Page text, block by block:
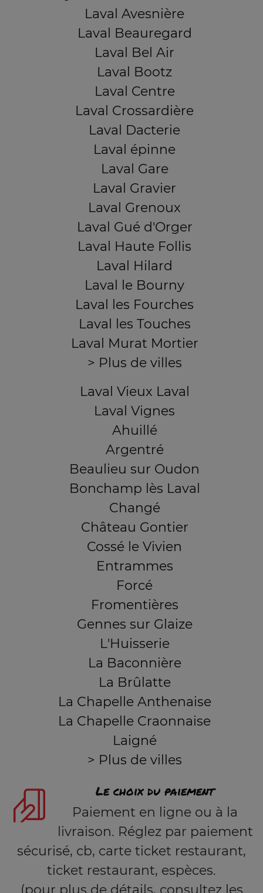
Laval Avesnière
Laval Beauregard
Laval Bel Air
Laval Bootz
Laval Centre
Laval Crossardière
Laval Dacterie
Laval épinne
Laval Gare
Laval Gravier
Laval Grenoux
Laval Gué d'Orger
Laval Haute Follis
Laval Hilard
Laval le Bourny
Laval les Fourches
Laval les Touches
Laval Murat Mortier
> Plus de villes
Laval Vieux Laval
Laval Vignes
Ahuillé
Argentré
Beaulieu sur Oudon
Bonchamp lès Laval
Changé
Château Gontier
Cossé le Vivien
Entrammes
Forcé
Fromentières
Gennes sur Glaize
L'Huisserie
La Baconnière
La Brûlatte
La Chapelle Anthenaise
La Chapelle Craonnaise
Laigné
> Plus de villes
Le choix du paiement
Paiement en ligne ou à la
livraison. Réglez par paiement
sécurisé, cb, carte ticket restaurant,
ticket restaurant, espèces.
(pour plus de détails, consultez les